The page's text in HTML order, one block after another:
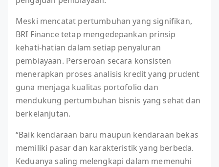
Meski mencatat pertumbuhan yang signifikan,
BRI Finance tetap mengedepankan prinsip
kehati-hatian dalam setiap penyaluran
pembiayaan. Perseroan secara konsisten
menerapkan proses analisis kredit yang prudent
guna menjaga kualitas portofolio dan
mendukung pertumbuhan bisnis yang sehat dan
berkelanjutan.
“Baik kendaraan baru maupun kendaraan bekas
memiliki pasar dan karakteristik yang berbeda.
Keduanya saling melengkapi dalam memenuhi